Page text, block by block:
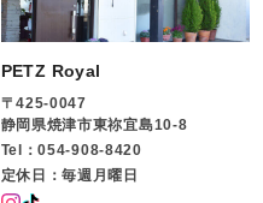
PETZ Royal
〒425-0047
静岡県焼津市東祢宜島10-8
Tel：054-908-8420
定休日：毎週月曜日